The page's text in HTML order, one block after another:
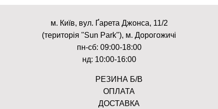
м. Київ, вул. Ґарета Джонса, 11/2
(територія "Sun Park"), м. Дорогожичі
пн-сб: 09:00-18:00
нд: 10:00-16:00
РЕЗИНА Б/В
ОПЛАТА
ДОСТАВКА